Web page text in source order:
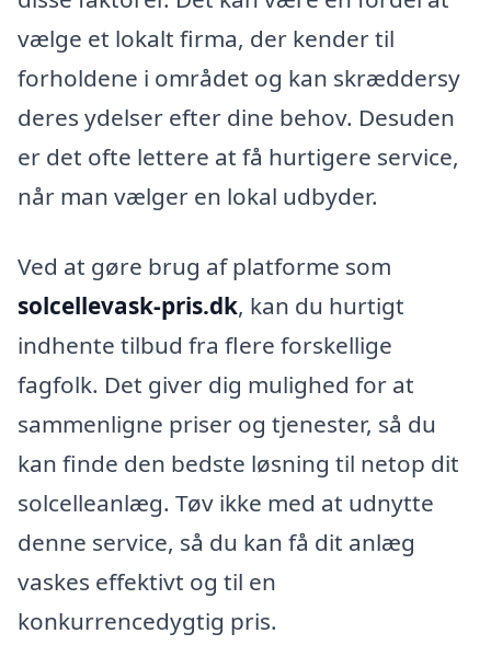
vælge et lokalt firma, der kender til
forholdene i området og kan skræddersy
deres ydelser efter dine behov. Desuden
er det ofte lettere at få hurtigere service,
når man vælger en lokal udbyder.
Ved at gøre brug af platforme som
solcellevask-pris.dk, kan du hurtigt
indhente tilbud fra flere forskellige
fagfolk. Det giver dig mulighed for at
sammenligne priser og tjenester, så du
kan finde den bedste løsning til netop dit
solcelleanlæg. Tøv ikke med at udnytte
denne service, så du kan få dit anlæg
vaskes effektivt og til en
konkurrencedygtig pris.